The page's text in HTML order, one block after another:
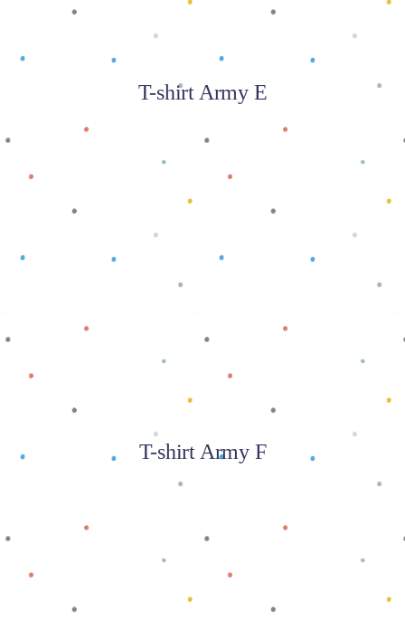
T-shirt Army E
Baca selengkapnya
T-shirt Army F